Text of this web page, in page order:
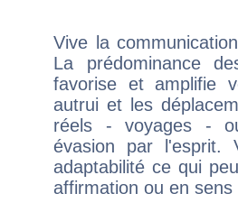
Vive la
La prédominance
favorise et amplifie
autrui et les
réels - voyages -
évasion par l'esprit.
adaptabilité ce qui
affirmation ou en